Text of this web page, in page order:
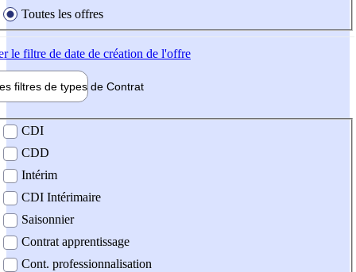
Toutes les offres
le filtre de date de création de l'offre
filtres de types de Contrat
contrat
CDI
CDD
Intérim
CDI Intérimaire
Saisonnier
Contrat apprentissage
Cont. professionnalisation